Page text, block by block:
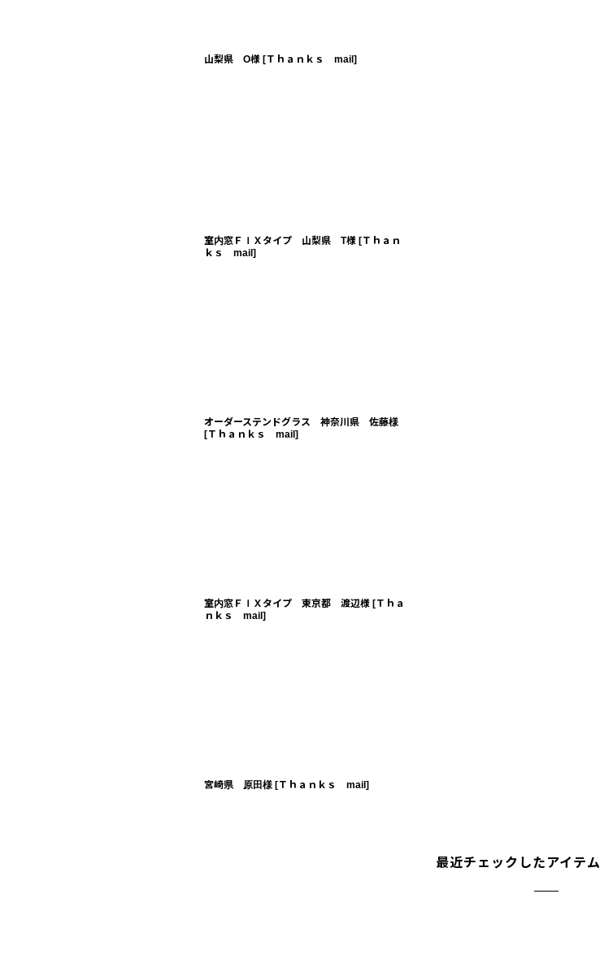
山梨県 O様 [Ｔｈａｎｋｓ mail ]
室内窓ＦＩＸタイプ 山梨県 T様 [Ｔｈａｎ
ｋｓ mail ]
オーダーステンドグラス 神奈川県 佐藤様
[Ｔｈａｎｋｓ mail ]
室内窓ＦＩＸタイプ 東京都 渡辺様 [Ｔｈａ
ｎｋｓ mail ]
宮崎県 原田様 [Ｔｈａｎｋｓ mail ]
最近チェックしたアイテム